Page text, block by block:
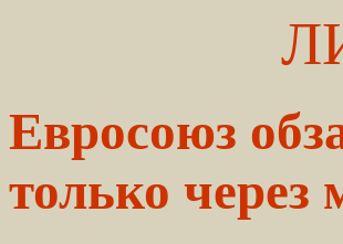
Евросоюз
только через